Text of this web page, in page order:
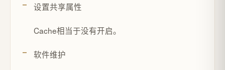
设置共享属性
Cache相当于没有开启。
软件维护